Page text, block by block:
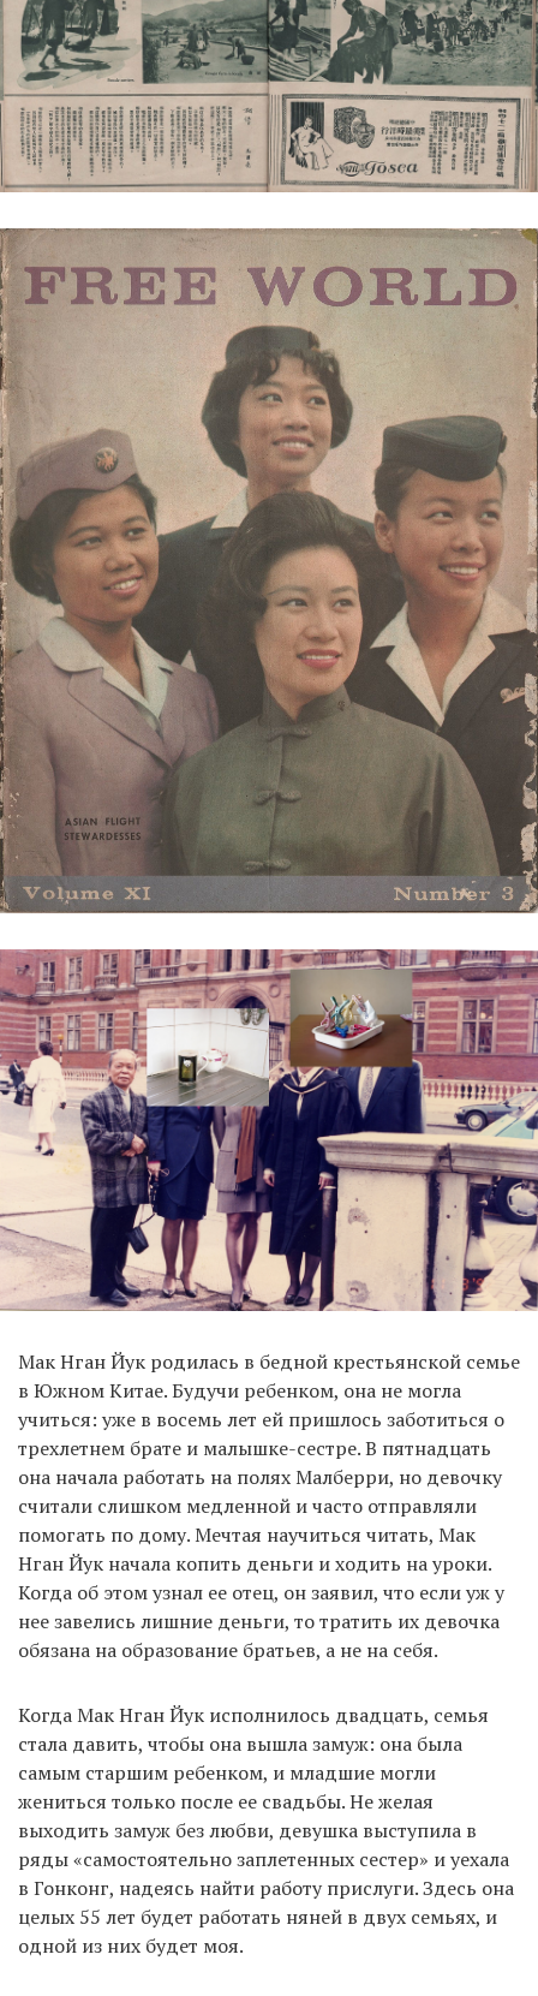
Мак Нган Йук родилась в бедной крестьянской семье
в Южном Китае. Будучи ребенком, она не могла
учиться: уже в восемь лет ей пришлось заботиться о
трехлетнем брате и малышке-сестре. В пятнадцать
она начала работать на полях Малберри, но девочку
считали слишком медленной и часто отправляли
помогать по дому. Мечтая научиться читать, Мак
Нган Йук начала копить деньги и ходить на уроки.
Когда об этом узнал ее отец, он заявил, что если уж у
нее завелись лишние деньги, то тратить их девочка
обязана на образование братьев, а не на себя.
Когда Мак Нган Йук исполнилось двадцать, семья
стала давить, чтобы она вышла замуж: она была
самым старшим ребенком, и младшие могли
жениться только после ее свадьбы. Не желая
выходить замуж без любви, девушка выступила в
ряды «самостоятельно заплетенных сестер» и уехала
в Гонконг, надеясь найти работу прислуги. Здесь она
целых 55 лет будет работать няней в двух семьях, и
одной из них будет моя.